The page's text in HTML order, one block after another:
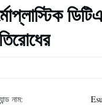
নাম: